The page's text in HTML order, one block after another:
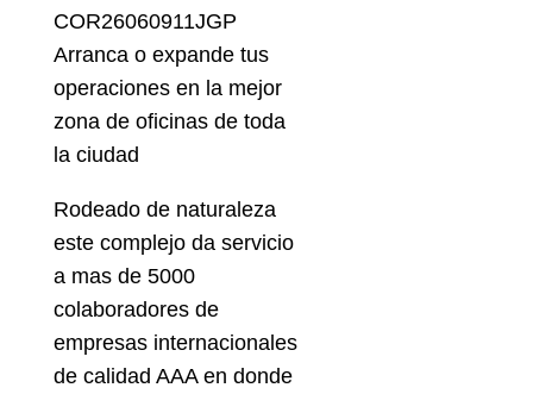
COR26060911JGP
Arranca o expande tus
operaciones en la mejor
zona de oficinas de toda
la ciudad
Rodeado de naturaleza
este complejo da servicio
a mas de 5000
colaboradores de
empresas internacionales
de calidad AAA en donde